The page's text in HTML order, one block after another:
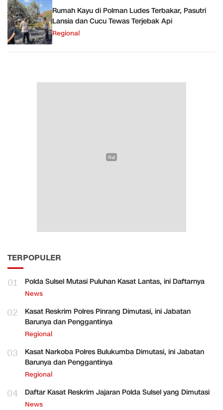
Rumah Kayu di Polman Ludes Terbakar, Pasutri
Lansia dan Cucu Tewas Terjebak Api
Regional
TERPOPULER
01 Polda Sulsel Mutasi Puluhan Kasat Lantas, ini Daftarnya
News
02
Kasat Reskrim Polres Pinrang Dimutasi, ini Jabatan
Barunya dan Penggantinya
Regional
03
Kasat Narkoba Polres Bulukumba Dimutasi, ini Jabatan
Barunya dan Penggantinya
Regional
04 Daftar Kasat Reskrim Jajaran Polda Sulsel yang Dimutasi
News